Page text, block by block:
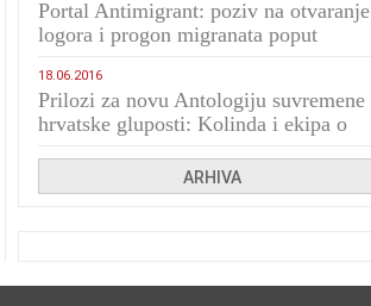
Portal Antimigrant: poziv na otvaranje
logora i progon migranata poput
18.06.2016
Prilozi za novu Antologiju suvremene
hrvatske gluposti: Kolinda i ekipa o
ARHIVA